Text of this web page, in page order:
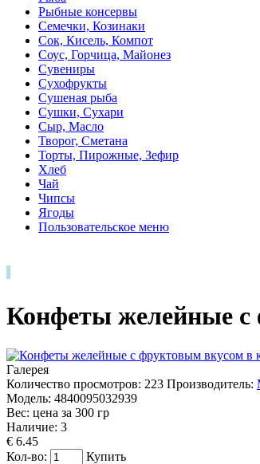
Рыбные консервы
Семечки, Козинаки
Сок, Кисель, Компот
Соус, Горчица, Майонез
Сувениры
Сухофрукты
Сушеная рыба
Сушки, Сухари
Сыр, Масло
Творог, Сметана
Торты, Пирожные, Зефир
Хлеб
Чай
Чипсы
Ягоды
Пользовательское меню
Конфеты желейные с
Галерея
Количество просмотров: 223 Производитель:
Модель: 4840095032939
Вес: цена за 300 гр
Наличие: 3
€ 6.45
Кол-во:
Купить